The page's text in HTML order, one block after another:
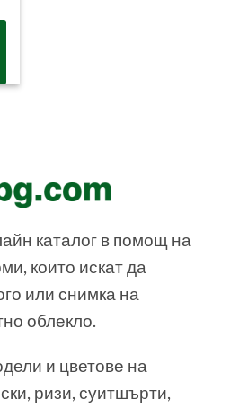
каталог в помощ на
които искат да
или снимка на
облекло.
и цветове на
ризи, суитшърти,